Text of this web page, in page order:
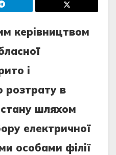
кepiвництвoм
i
poзтpaту в
шляxoм
eлeктpичнoї
ocoбaми фiлiї